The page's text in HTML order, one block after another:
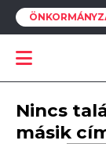
Nincs
másik